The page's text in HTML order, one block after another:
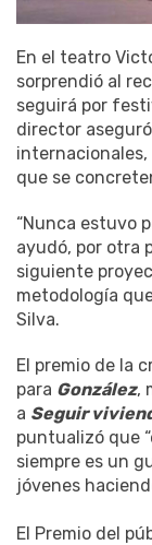
En el teatro
sorprendió al
seguirá por
director
que se
“Nunca estuvo
ayudó, por otra
siguiente
metodología
Silva.
El premio de la
para González,
a Seguir
puntualizó que
siempre es un
jóvenes
El Premio del